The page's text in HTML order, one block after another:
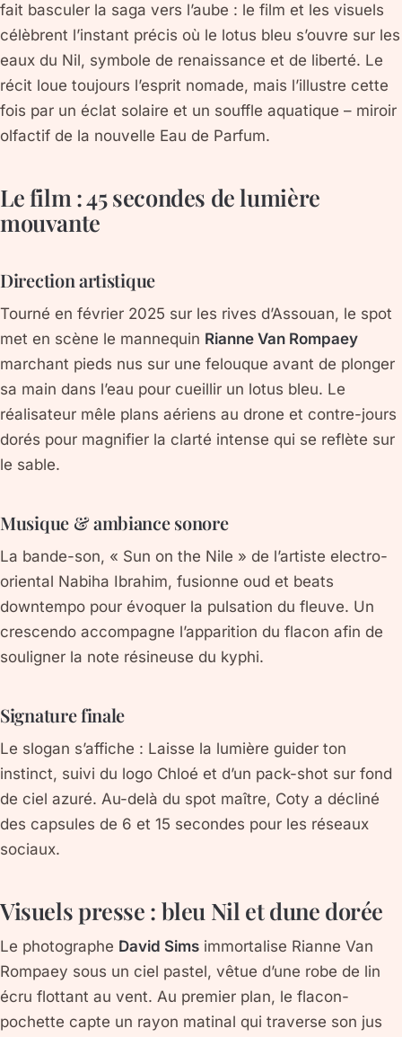
fait basculer la saga vers l’aube : le film et les visuels
célèbrent l’instant précis où le lotus bleu s’ouvre sur les
eaux du Nil, symbole de renaissance et de liberté. Le
récit loue toujours l’esprit nomade, mais l’illustre cette
fois par un éclat solaire et un souffle aquatique – miroir
olfactif de la nouvelle Eau de Parfum.
Le film : 45 secondes de lumière
mouvante
Direction artistique
Tourné en février 2025 sur les rives d’Assouan, le spot
met en scène le mannequin Rianne Van Rompaey
marchant pieds nus sur une felouque avant de plonger
sa main dans l’eau pour cueillir un lotus bleu. Le
réalisateur mêle plans aériens au drone et contre-jours
dorés pour magnifier la clarté intense qui se reflète sur
le sable.
Musique & ambiance sonore
La bande-son, « Sun on the Nile » de l’artiste electro-
oriental Nabiha Ibrahim, fusionne oud et beats
downtempo pour évoquer la pulsation du fleuve. Un
crescendo accompagne l’apparition du flacon afin de
souligner la note résineuse du kyphi.
Signature finale
Le slogan s’affiche : Laisse la lumière guider ton
instinct, suivi du logo Chloé et d’un pack-shot sur fond
de ciel azuré. Au-delà du spot maître, Coty a décliné
des capsules de 6 et 15 secondes pour les réseaux
sociaux.
Visuels presse : bleu Nil et dune dorée
Le photographe David Sims immortalise Rianne Van
Rompaey sous un ciel pastel, vêtue d’une robe de lin
écru flottant au vent. Au premier plan, le flacon-
pochette capte un rayon matinal qui traverse son jus